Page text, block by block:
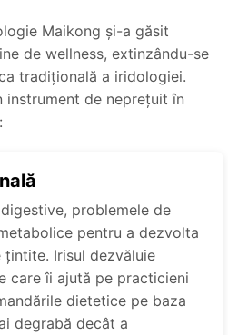
Maikong și-a găsit
de wellness, extinzându-se
tradițională a iridologiei.
instrument de neprețuit în
problemele de
pentru a dezvolta
Irisul dezvăluie
care îi ajută pe practicieni
dietetice pe baza
degrabă decât a